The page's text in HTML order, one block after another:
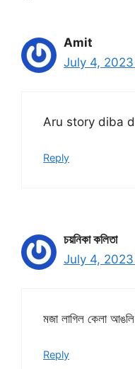
Amit
July 4,
Aru story diba
Reply
চয়নিকা কলিতা
July 4,
মজা লাগিল কেলা
Reply